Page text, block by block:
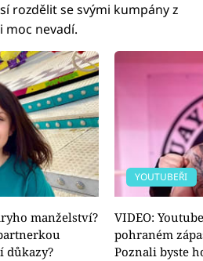
rozdělit se svými kumpány z
moc nevadí.
manželství?
důkazy?
YOUTUBEŘI
VIDEO:
pohraném
Poznali byste